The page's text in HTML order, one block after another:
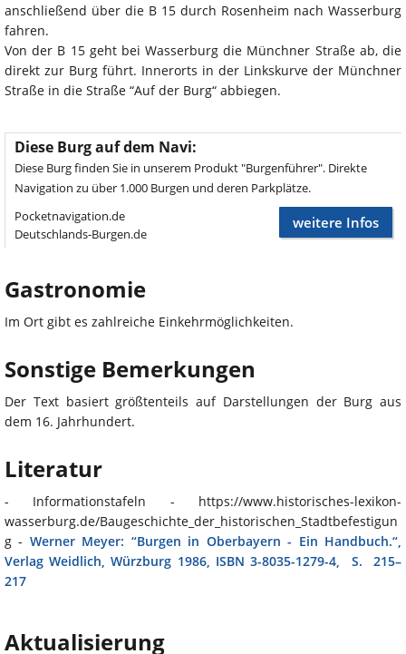
anschließend über die B 15 durch Rosenheim nach Wasserburg
fahren.
Von der B 15 geht bei Wasserburg die Münchner Straße ab, die
direkt zur Burg führt. Innerorts in der Linkskurve der Münchner
Straße in die Straße “Auf der Burg“ abbiegen.
Diese Burg auf dem Navi:
Diese Burg finden Sie in unserem Produkt "Burgenführer". Direkte
Navigation zu über 1.000 Burgen und deren Parkplätze.
Pocketnavigation.de
Deutschlands-Burgen.de
weitere Infos
Gastronomie
Im Ort gibt es zahlreiche Einkehrmöglichkeiten.
Sonstige Bemerkungen
Der Text basiert größtenteils auf Darstellungen der Burg aus
dem 16. Jahrhundert.
Literatur
- Informationstafeln - https://www.historisches-lexikon-
wasserburg.de/Baugeschichte_der_historischen_Stadtbefestigun
g - Werner Meyer: “Burgen in Oberbayern - Ein Handbuch.“,
Verlag Weidlich, Würzburg 1986, ISBN 3-8035-1279-4, S. 215–
217
Aktualisierung